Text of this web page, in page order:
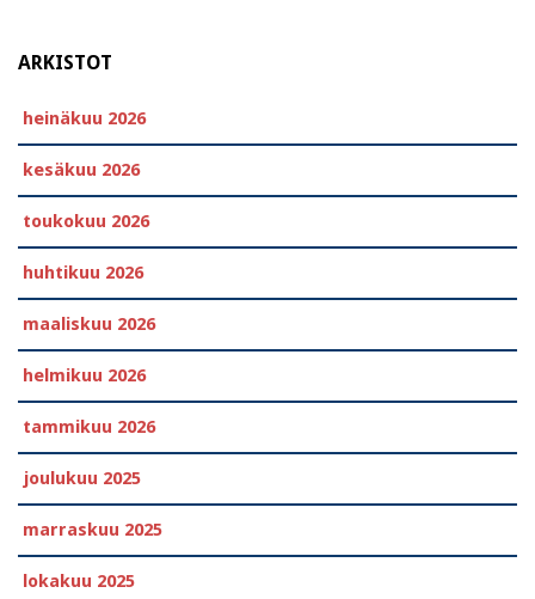
ARKISTOT
heinäkuu 2026
kesäkuu 2026
toukokuu 2026
huhtikuu 2026
maaliskuu 2026
helmikuu 2026
tammikuu 2026
joulukuu 2025
marraskuu 2025
lokakuu 2025